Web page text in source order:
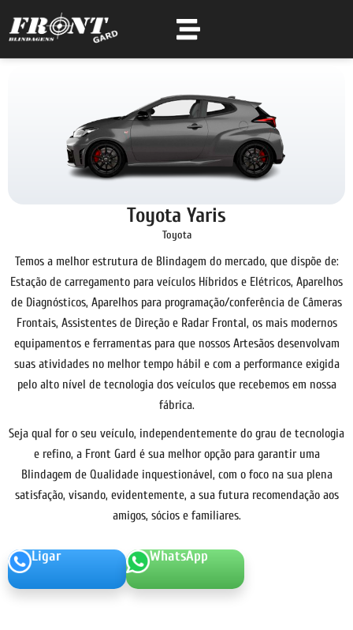
Toyota Yaris
Toyota
Temos a melhor estrutura de Blindagem do mercado, que dispõe de:
Estação de carregamento para veículos Híbridos e Elétricos, Aparelhos
de Diagnósticos, Aparelhos para programação/conferência de Câmeras
Frontais, Assistentes de Direção e Radar Frontal, os mais modernos
equipamentos e ferramentas para que nossos Artesãos desenvolvam
suas atividades no melhor tempo hábil e com a performance exigida
pelo alto nível de tecnologia dos veículos que recebemos em nossa
fábrica.
Seja qual for o seu veículo, independentemente do grau de tecnologia
e refino, a Front Gard é sua melhor opção para garantir uma
Blindagem de Qualidade inquestionável, com o foco na sua plena
satisfação, visando, evidentemente, a sua futura recomendação aos
amigos, sócios e familiares.
Ligar WhatsApp